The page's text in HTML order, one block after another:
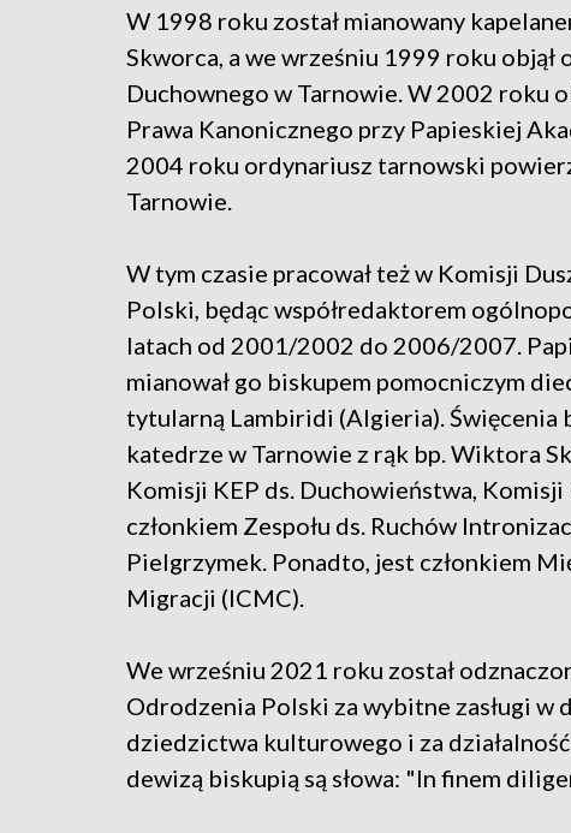
W 1998 roku został mianowany
Skworca, a we wrześniu 1999 roku
Duchownego w Tarnowie. W 2002 roku
Prawa Kanonicznego przy Papieskiej
2004 roku ordynariusz tarnowski
Tarnowie.
W tym czasie pracował też w Komisji
Polski, będąc współredaktorem
latach od 2001/2002 do 2006/2007.
mianował go biskupem pomocniczym
tytularną Lambiridi (Algieria). Święcenia
katedrze w Tarnowie z rąk bp. Wiktora
Komisji KEP ds. Duchowieństwa,
członkiem Zespołu ds. Ruchów
Pielgrzymek. Ponadto, jest członkiem
Migracji (ICMC).
We wrześniu 2021 roku został
Odrodzenia Polski za wybitne zasługi w
dziedzictwa kulturowego i za
dewizą biskupią są słowa: "In finem